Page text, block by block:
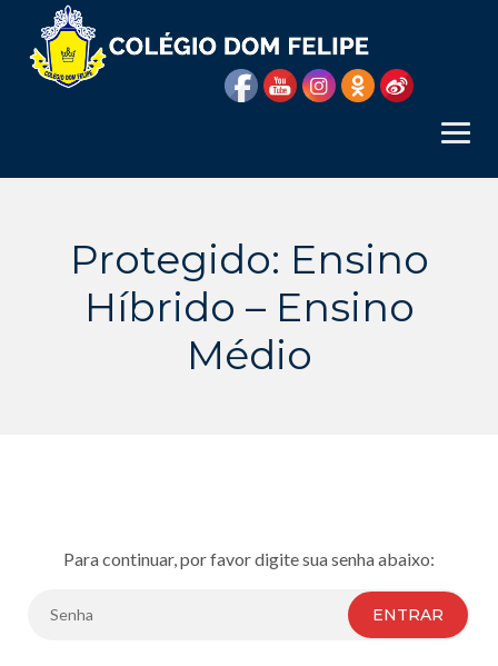
content
Protegido: Ensino
Híbrido – Ensino
Médio
Para continuar, por favor digite sua senha abaixo:
ENTRAR